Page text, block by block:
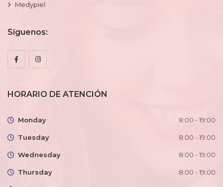
Medypiel
Síguenos:
HORARIO DE ATENCIÓN
Monday 8:00 - 19:00
Tuesday 8:00 - 19:00
Wednesday 8:00 - 19:00
Thursday 8:00 - 19:00